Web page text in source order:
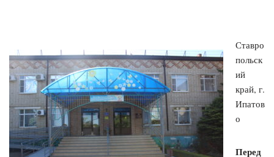
Ставро
польск
ий
край, г.
Ипатов
о
Перед